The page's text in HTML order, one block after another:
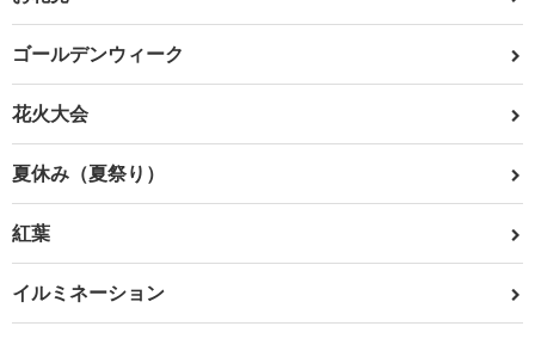
ゴールデンウィーク
花火大会
夏休み（夏祭り）
紅葉
イルミネーション